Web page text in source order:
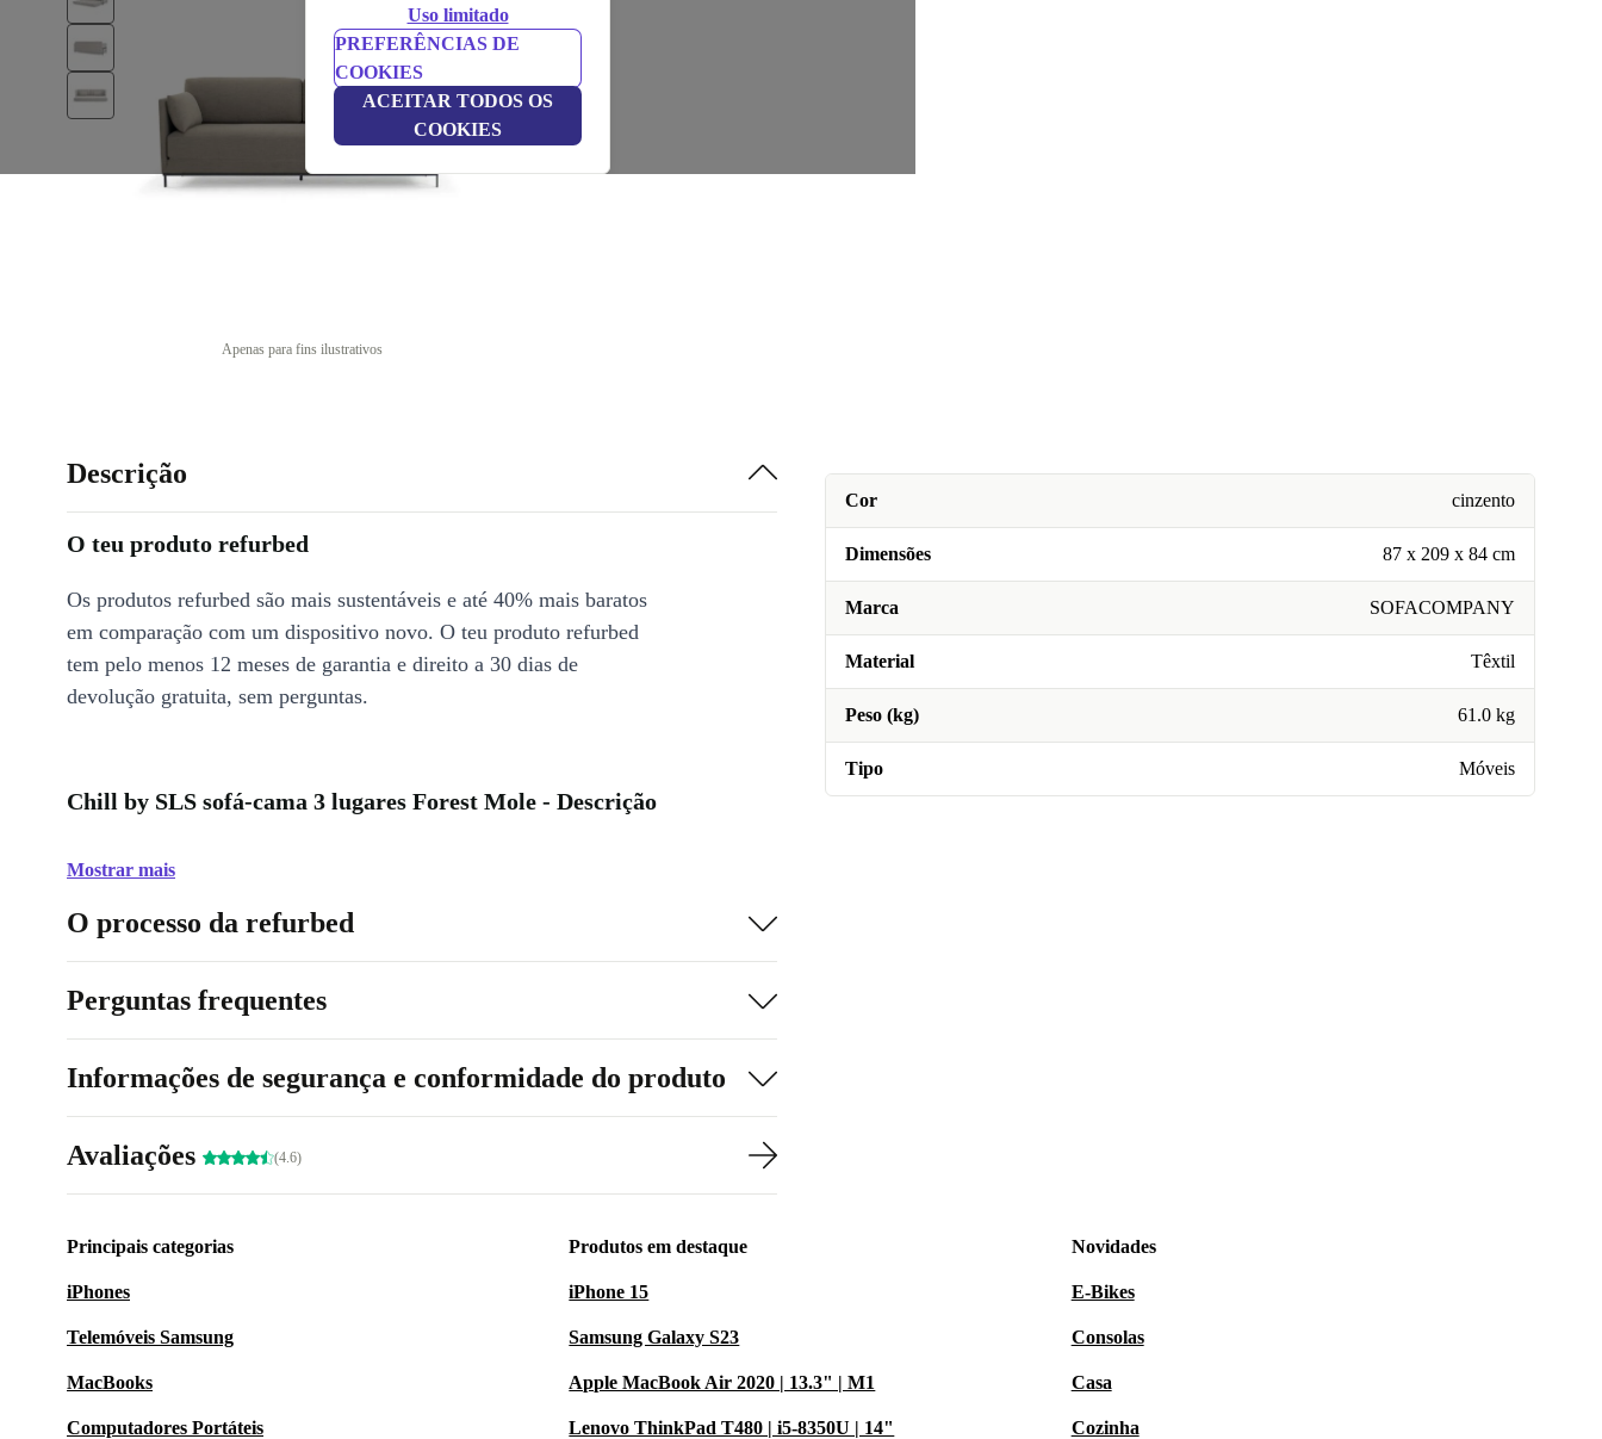
Uso limitado
PREFERÊNCIAS DE
COOKIES
ACEITAR TODOS OS
COOKIES
Apenas para fins ilustrativos
Cor cinzento
Dimensões 87 x 209 x 84 cm
Marca SOFACOMPANY
Material Têxtil
Peso (kg) 61.0 kg
Tipo Móveis
Descrição
O teu produto refurbed
Os produtos refurbed são mais sustentáveis e até 40% mais baratos
em comparação com um dispositivo novo. O teu produto refurbed
tem pelo menos 12 meses de garantia e direito a 30 dias de
devolução gratuita, sem perguntas.
Chill by SLS sofá-cama 3 lugares Forest Mole - Descrição
Mostrar mais
O processo da refurbed
Perguntas frequentes
Informações de segurança e conformidade do produto
Avaliações (4.6)
Principais categorias
iPhones
Telemóveis Samsung
MacBooks
Computadores Portáteis
Produtos em destaque
iPhone 15
Samsung Galaxy S23
Apple MacBook Air 2020 | 13.3" | M1
Lenovo ThinkPad T480 | i5-8350U | 14"
Novidades
E-Bikes
Consolas
Casa
Cozinha